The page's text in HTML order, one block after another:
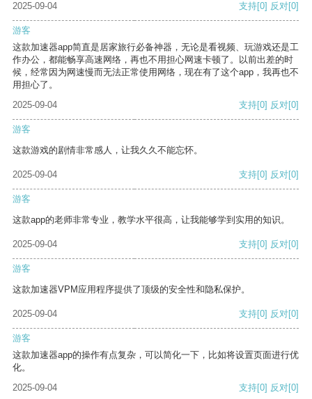
2025-09-04
支持[0] 反对[0]
游客
这款加速器app简直是居家旅行必备神器，无论是看视频、玩游戏还是工
作办公，都能畅享高速网络，再也不用担心网速卡顿了。以前出差的时
候，经常因为网速慢而无法正常使用网络，现在有了这个app，我再也不
用担心了。
2025-09-04
支持[0] 反对[0]
游客
这款游戏的剧情非常感人，让我久久不能忘怀。
2025-09-04 支持[0] 反对[0]
游客
这款app的老师非常专业，教学水平很高，让我能够学到实用的知识。
2025-09-04 支持[0] 反对[0]
游客
这款加速器VPM应用程序提供了顶级的安全性和隐私保护。
2025-09-04 支持[0] 反对[0]
游客
这款加速器app的操作有点复杂，可以简化一下，比如将设置页面进行优
化。
2025-09-04
支持[0] 反对[0]